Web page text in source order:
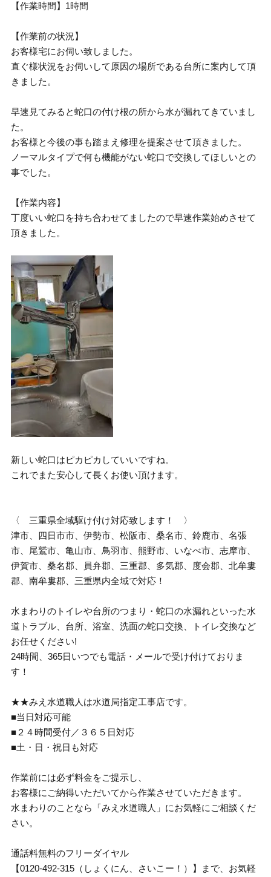
【作業時間】1時間
【作業前の状況】
お客様宅にお伺い致しました。
直ぐ様状況をお伺いして原因の場所である台所に案内して頂
きました。
早速見てみると蛇口の付け根の所から水が漏れてきていまし
た。
お客様と今後の事も踏まえ修理を提案させて頂きました。
ノーマルタイプで何も機能がない蛇口で交換してほしいとの
事でした。
【作業内容】
丁度いい蛇口を持ち合わせてましたので早速作業始めさせて
頂きました。
新しい蛇口はピカピカしていいですね。
これでまた安心して長くお使い頂けます。
〈 三重県全域駆け付け対応致します！ 〉
津市、四日市市、伊勢市、松阪市、桑名市、鈴鹿市、名張
市、尾鷲市、亀山市、鳥羽市、熊野市、いなべ市、志摩市、
伊賀市、桑名郡、員弁郡、三重郡、多気郡、度会郡、北牟婁
郡、南牟婁郡、三重県内全域で対応！
水まわりのトイレや台所のつまり・蛇口の水漏れといった水
道トラブル、台所、浴室、洗面の蛇口交換、トイレ交換など
お任せください!
24時間、365日いつでも電話・メールで受け付けておりま
す！
★★みえ水道職人は水道局指定工事店です。
■当日対応可能
■２４時間受付／３６５日対応
■土・日・祝日も対応
作業前には必ず料金をご提示し、
お客様にご納得いただいてから作業させていただきます。
水まわりのことなら「みえ水道職人」にお気軽にご相談くだ
さい。
通話料無料のフリーダイヤル
【0120-492-315（しょくにん、さいこー！）】まで、お気軽